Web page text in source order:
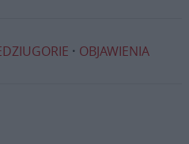
OBJAWIENIA